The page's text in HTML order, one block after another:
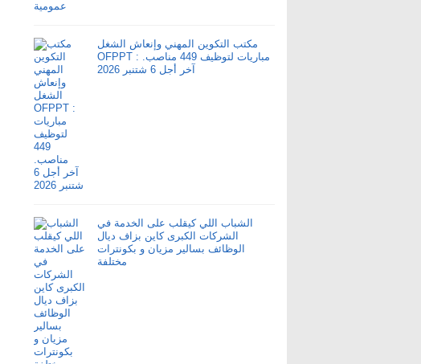
مكتب التكوين المهني وإنعاش الشغل
OFPPT : مباريات لتوظيف 449 مناصب.
آخر أجل 6 شتنبر 2026
الشباب اللي كيقلب على الخدمة في
الشركات الكبرى كاين بزاف ديال
الوظائف بسالير مزيان و بكونترات
مختلفة